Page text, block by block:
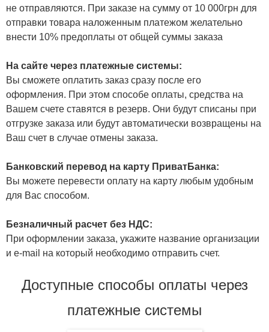
не отправляются. При заказе на сумму от 10 000грн для
отправки товара наложенным платежом желательно
внести 10% предоплаты от общей суммы заказа
На сайте через платежные системы:
Вы сможете оплатить заказ сразу после его
оформления. При этом способе оплаты, средства на
Вашем счете ставятся в резерв. Они будут списаны при
отгрузке заказа или будут автоматически возвращены на
Ваш счет в случае отмены заказа.
Банковский перевод на карту ПриватБанка:
Вы можете перевести оплату на карту любым удобным
для Вас способом.
Безналичный расчет без НДС:
При оформлении заказа, укажите название организации
и e-mail на который необходимо отправить счет.
Доступные способы оплаты через
платежные системы